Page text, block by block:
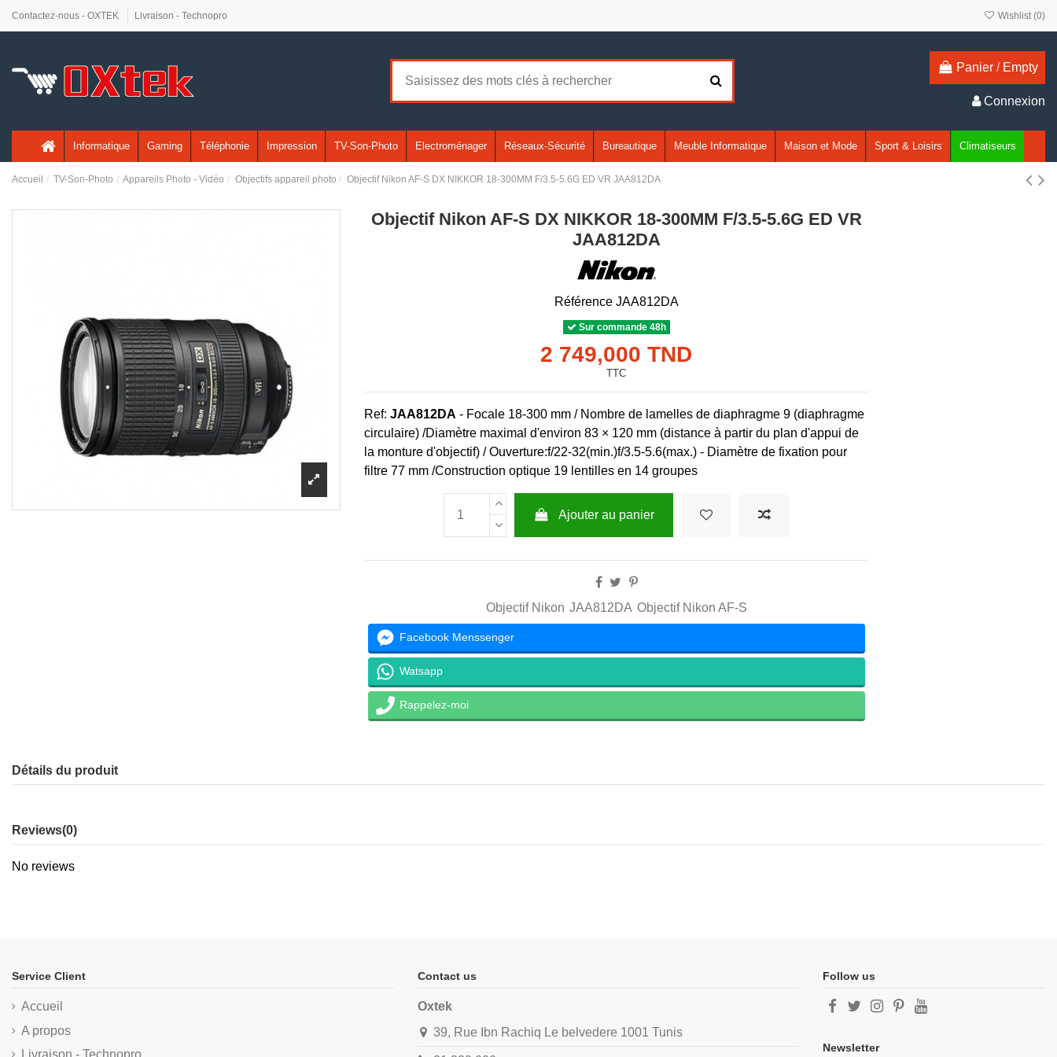
Contactez-nous - OXTEK Livraison - Technopro Wishlist (0)
Panier / Empty
Connexion
Informatique Gaming Téléphonie Impression TV-Son-Photo Electroménager Réseaux-Sécurité Bureautique Meuble Informatique Maison et Mode Sport & Loisirs Climatiseurs
Accueil TV-Son-Photo Appareils Photo - Vidéo Objectifs appareil photo Objectif Nikon AF-S DX NIKKOR 18-300MM F/3.5-5.6G ED VR JAA812DA
Objectif Nikon AF-S DX NIKKOR 18-300MM F/3.5-5.6G ED VR
JAA812DA
Référence JAA812DA
Sur commande 48h
2 749,000 TND
TTC
Ref: JAA812DA - Focale 18-300 mm / Nombre de lamelles de diaphragme 9 (diaphragme
circulaire) /Diamètre maximal d'environ 83 × 120 mm (distance à partir du plan d'appui de
la monture d'objectif) / Ouverture:f/22-32(min.)f/3.5-5.6(max.) - Diamètre de fixation pour
filtre 77 mm /Construction optique 19 lentilles en 14 groupes
Ajouter au panier
Objectif Nikon JAA812DA Objectif Nikon AF-S
Facebook Menssenger
Watsapp
Rappelez-moi
Détails du produit
Reviews(0)
No reviews
Service Client
Accueil
A propos
Contact us
Oxtek
39, Rue Ibn Rachiq Le belvedere 1001 Tunis
Follow us
Newsletter